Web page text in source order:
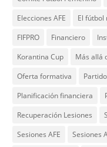
Elecciones AFE
El fútbol
FIFPRO
Financiero
Korantina Cup
Más allá
Oferta formativa
Planificación financiera
Recuperación Lesiones
Sesiones AFE
Sesiones